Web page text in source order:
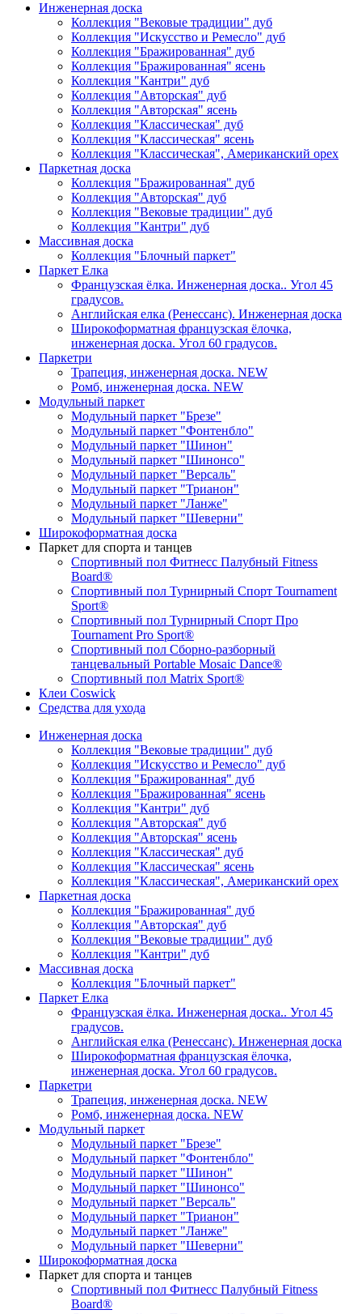
Инженерная доска
Коллекция "Вековые традиции" дуб
Коллекция "Искусство и Ремесло" дуб
Коллекция "Бражированная" дуб
Коллекция "Бражированная" ясень
Коллекция "Кантри" дуб
Коллекция "Авторская" дуб
Коллекция "Авторская" ясень
Коллекция "Классическая" дуб
Коллекция "Классическая" ясень
Коллекция "Классическая", Американский орех
Паркетная доска
Коллекция "Бражированная" дуб
Коллекция "Авторская" дуб
Коллекция "Вековые традиции" дуб
Коллекция "Кантри" дуб
Массивная доска
Коллекция "Блочный паркет"
Паркет Елка
Французская ёлка. Инженерная доска.. Угол 45
градусов.
Английская елка (Ренессанс). Инженерная доска
Широкоформатная французская ёлочка,
инженерная доска. Угол 60 градусов.
Паркетри
Трапеция, инженерная доска. NEW
Ромб, инженерная доска. NEW
Модульный паркет
Модульный паркет "Брезе"
Модульный паркет "Фонтенбло"
Модульный паркет "Шинон"
Модульный паркет "Шинонсо"
Модульный паркет "Версаль"
Модульный паркет "Трианон"
Модульный паркет "Ланже"
Модульный паркет "Шеверни"
Широкоформатная доска
Паркет для спорта и танцев
Спортивный пол Фитнесс Палубный Fitness
Board®
Спортивный пол Турнирный Спорт Tournament
Sport®
Спортивный пол Турнирный Спорт Про
Tournament Pro Sport®
Спортивный пол Сборно-разборный
танцевальный Portable Mosaic Dance®
Спортивный пол Matrix Sport®
Клеи Coswick
Средства для ухода
Инженерная доска
Коллекция "Вековые традиции" дуб
Коллекция "Искусство и Ремесло" дуб
Коллекция "Бражированная" дуб
Коллекция "Бражированная" ясень
Коллекция "Кантри" дуб
Коллекция "Авторская" дуб
Коллекция "Авторская" ясень
Коллекция "Классическая" дуб
Коллекция "Классическая" ясень
Коллекция "Классическая", Американский орех
Паркетная доска
Коллекция "Бражированная" дуб
Коллекция "Авторская" дуб
Коллекция "Вековые традиции" дуб
Коллекция "Кантри" дуб
Массивная доска
Коллекция "Блочный паркет"
Паркет Елка
Французская ёлка. Инженерная доска.. Угол 45
градусов.
Английская елка (Ренессанс). Инженерная доска
Широкоформатная французская ёлочка,
инженерная доска. Угол 60 градусов.
Паркетри
Трапеция, инженерная доска. NEW
Ромб, инженерная доска. NEW
Модульный паркет
Модульный паркет "Брезе"
Модульный паркет "Фонтенбло"
Модульный паркет "Шинон"
Модульный паркет "Шинонсо"
Модульный паркет "Версаль"
Модульный паркет "Трианон"
Модульный паркет "Ланже"
Модульный паркет "Шеверни"
Широкоформатная доска
Паркет для спорта и танцев
Спортивный пол Фитнесс Палубный Fitness
Board®